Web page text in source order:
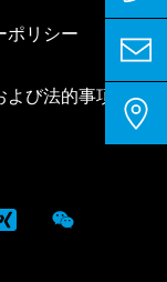
ポリシー
び法的事項